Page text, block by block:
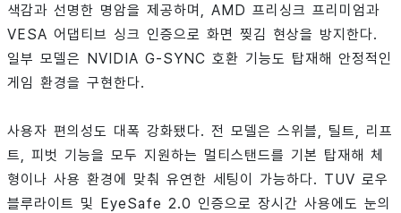
색감과 선명한 명암을 제공하며, AMD 프리싱크 프리미엄과
VESA 어댑티브 싱크 인증으로 화면 찢김 현상을 방지한다.
일부 모델은 NVIDIA G-SYNC 호환 기능도 탑재해 안정적인
게임 환경을 구현한다.
사용자 편의성도 대폭 강화됐다. 전 모델은 스위블, 틸트, 리프
트, 피벗 기능을 모두 지원하는 멀티스탠드를 기본 탑재해 체
형이나 사용 환경에 맞춰 유연한 세팅이 가능하다. TUV 로우
블루라이트 및 EyeSafe 2.0 인증으로 장시간 사용에도 눈의